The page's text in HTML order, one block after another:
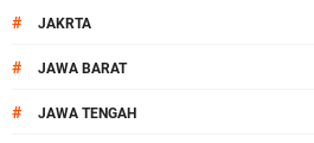
# JAKRTA
# JAWA BARAT
# JAWA TENGAH